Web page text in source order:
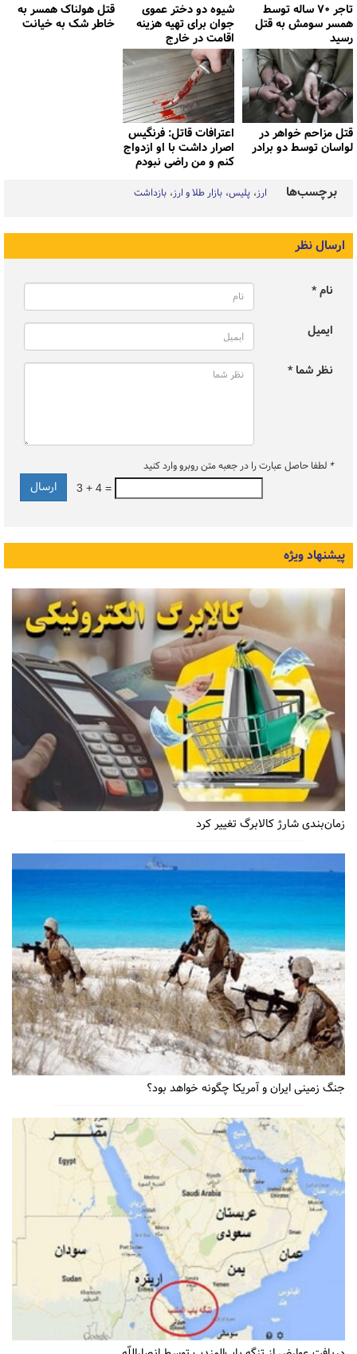
تاجر ۷۰ ساله توسط
همسر سومش به قتل
رسید
شیوه دو دختر عموی
جوان برای تهیه هزینه
اقامت در خارج
قتل هولناک همسر به
خاطر شک به خیانت
قتل مزاحم خواهر در
لواسان توسط دو برادر
اعترافات قاتل: فرنگیس
اصرار داشت با او ازدواج
کنم و من راضی نبودم
برچسب‌ها ارز پلیس بازار طلا و ارز بازداشت
ارسال نظر
نام *
ایمیل
نظر شما *
* لطفا حاصل عبارت را در جعبه متن روبرو وارد کنید
3 + 4 =
پیشنهاد ویژه
زمان‌بندی شارژ کالابرگ تغییر کرد
جنگ زمینی ایران و آمریکا چگونه خواهد بود؟